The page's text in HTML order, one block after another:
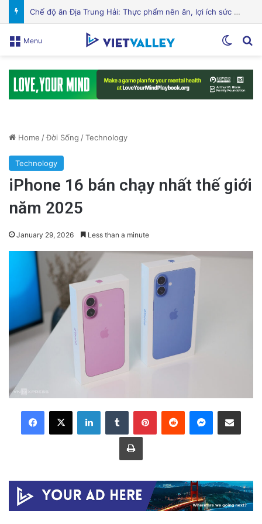
Cảnh Báo: Công An Xử Phạt Người Chia Sẻ Livestream Của Bà Nguyễn Phương Hằng!
Menu
Home /Đời Sống /Technology
Technology
iPhone 16 bán chạy nhất thế giới
năm 2025
January 29, 2026 Less than a minute
LinkedInTumblr PinterestReddit Messenger
Share via Email
Print